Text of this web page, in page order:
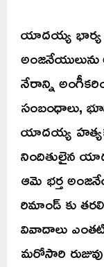
యాదయ్య భార్య
నేరాన్ని
సంబంధాలు,
యాదయ్య
నిందితులైన
ఆమె భర్త
రిమాండ్ కు
వివాదాలు
మరోసారి